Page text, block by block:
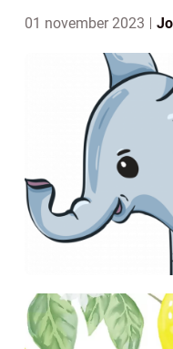
01 november 2023